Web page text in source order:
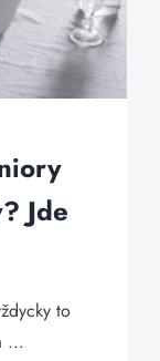
Jde
to
...